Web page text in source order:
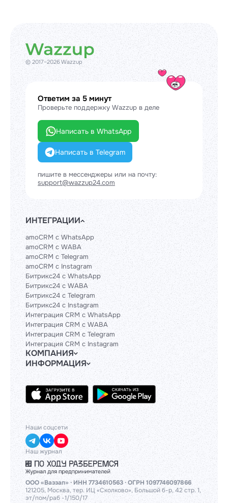
© 2017–2026 Wazzup
Ответим за 5 минут
Проверьте поддержку Wazzup в деле
Написать в WhatsApp
Написать в Telegram
пишите в мессенджеры или на почту:
support@wazzup24.com
ИНТЕГРАЦИИ
amoCRM с WhatsApp
amoCRM с WABA
amoCRM с Telegram
amoCRM с Instagram
Битрикс24 с WhatsApp
Битрикс24 с WABA
Битрикс24 с Telegram
Битрикс24 с Instagram
Интеграция CRM с WhatsApp
Интеграция CRM с WABA
Интеграция CRM с Telegram
Интеграция CRM с Instagram
КОМПАНИЯ
Блог
Гайды
Контакты
Политики и соглашения
ИНФОРМАЦИЯ
Официальным партнерам
Техническим партнерам
Тарифы
API
База знаний
Наши соцсети
Наш журнал
ООО «Ваззап» · ИНН 7734610563 · ОГРН 1097746097866
121205, Москва, тер. ИЦ «Сколково», Большой б-р, 42 стр. 1,
эт/пом/раб -1/150/17